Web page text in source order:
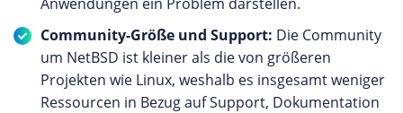
Community-Größe und Support: Die Community
um NetBSD ist kleiner als die von größeren
Projekten wie Linux, weshalb es insgesamt weniger
Ressourcen in Bezug auf Support, Dokumentation